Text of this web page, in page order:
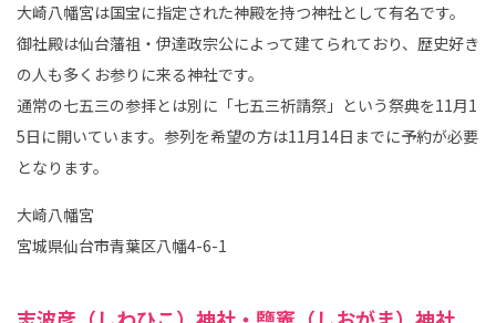
大崎八幡宮は国宝に指定された神殿を持つ神社として有名です。
御社殿は仙台藩祖・伊達政宗公によって建てられており、歴史好き
の人も多くお参りに来る神社です。
通常の七五三の参拝とは別に「七五三祈請祭」という祭典を11月1
5日に開いています。参列を希望の方は11月14日までに予約が必要
となります。
大崎八幡宮
宮城県仙台市青葉区八幡4-6-1